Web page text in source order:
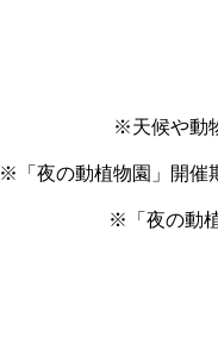
※天候や動
※「夜の動植物園」開催
※「夜の動